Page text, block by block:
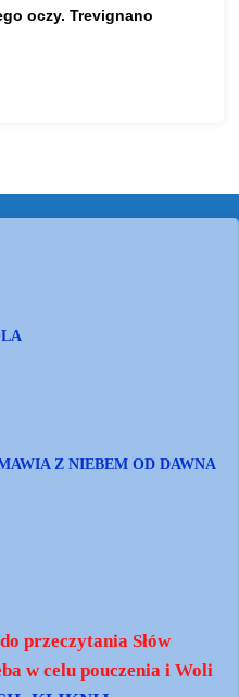
oczy. Trevignano
Z NIEBEM OD DAWNA
przeczytania Słów
w celu pouczenia i Woli